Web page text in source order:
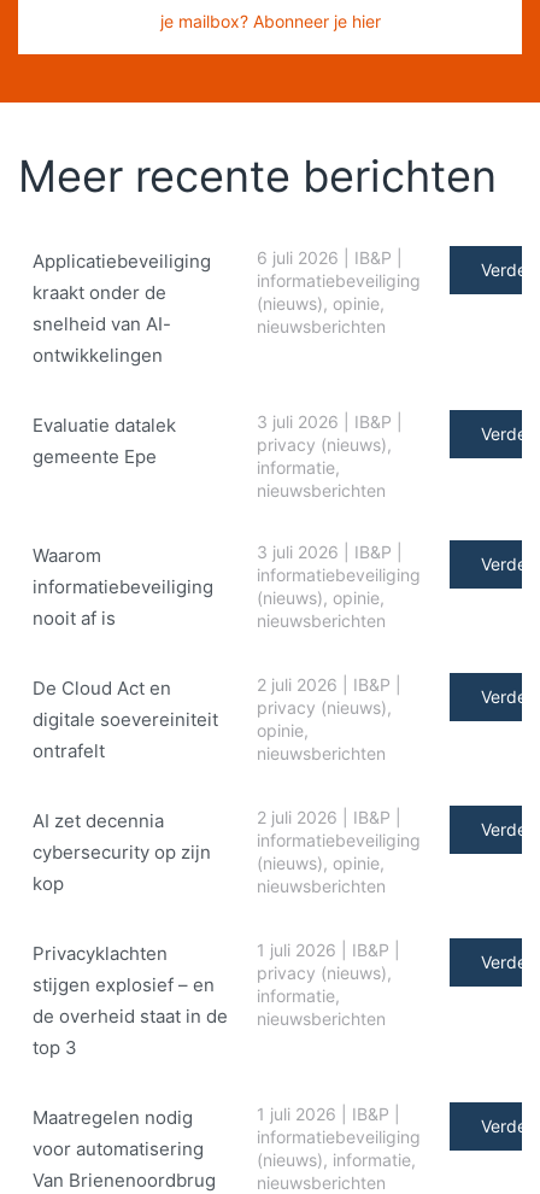
je mailbox? Abonneer je hier
Meer recente berichten
Applicatiebeveiliging
kraakt onder de
snelheid van AI-
ontwikkelingen
6 juli 2026 IB&P
informatiebeveiliging
(nieuws), opinie,
nieuwsberichten
Verder
Evaluatie datalek
gemeente Epe
3 juli 2026 IB&P
privacy (nieuws),
informatie,
nieuwsberichten
Verder
Waarom
informatiebeveiliging
nooit af is
3 juli 2026 IB&P
informatiebeveiliging
(nieuws), opinie,
nieuwsberichten
Verder
De Cloud Act en
digitale soe­ve­rei­ni­teit
ontrafelt
2 juli 2026 IB&P
privacy (nieuws),
opinie,
nieuwsberichten
Verder
AI zet decennia
cybersecurity op zijn
kop
2 juli 2026 IB&P
informatiebeveiliging
(nieuws), opinie,
nieuwsberichten
Verder
Privacyklachten
stijgen explosief – en
de overheid staat in de
top 3
1 juli 2026 IB&P
privacy (nieuws),
informatie,
nieuwsberichten
Verder
Maatregelen nodig
voor automatisering
Van Brienenoordbrug
1 juli 2026 IB&P
informatiebeveiliging
(nieuws), informatie,
nieuwsberichten
Verder